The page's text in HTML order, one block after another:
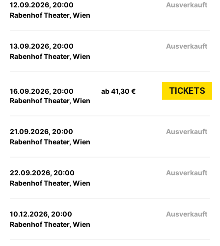
12.09.2026, 20:00
Rabenhof Theater, Wien
Ausverkauft
13.09.2026, 20:00
Rabenhof Theater, Wien
Ausverkauft
16.09.2026, 20:00
Rabenhof Theater, Wien
ab 41,30 € TICKETS
21.09.2026, 20:00
Rabenhof Theater, Wien
Ausverkauft
22.09.2026, 20:00
Rabenhof Theater, Wien
Ausverkauft
10.12.2026, 20:00
Rabenhof Theater, Wien
Ausverkauft